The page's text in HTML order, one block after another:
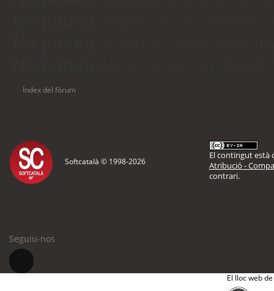
Índex del fòrum
Softcatalà © 1998-2026
El contingut està
Atribució -
contrari.
Seguiu-nos
El lloc web